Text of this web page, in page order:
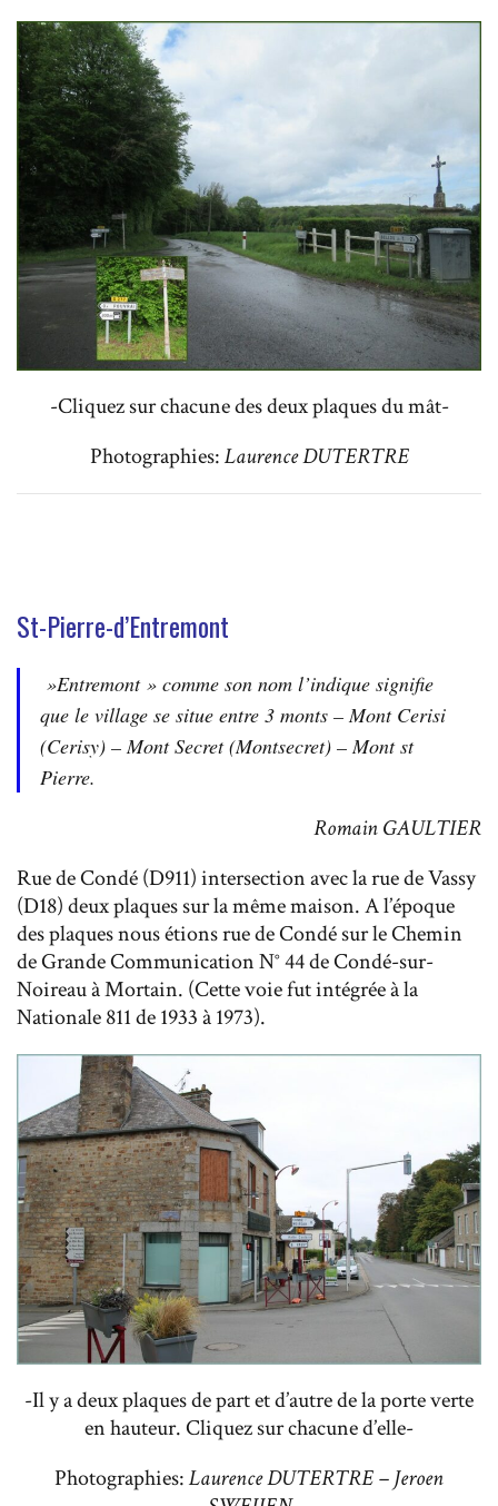
-Cliquez sur chacune des deux plaques du mât-
Photographies:Laurence DUTERTRE
St-Pierre-d’Entremont
»Entremont » comme son nom l’indique signifie
que le village se situe entre 3 monts – Mont Cerisi
(Cerisy) – Mont Secret (Montsecret) – Mont st
Pierre.
Romain GAULTIER
Rue de Condé (D911) intersection avec la rue de Vassy
(D18) deux plaques sur la même maison. A l’époque
des plaques nous étions rue de Condé sur le Chemin
de Grande Communication N° 44 de Condé-sur-
Noireau à Mortain. (Cette voie fut intégrée à la
Nationale 811 de 1933 à 1973).
-Il y a deux plaques de part et d’autre de la porte verte
en hauteur. Cliquez sur chacune d’elle-
Photographies:Laurence DUTERTRE – Jeroen